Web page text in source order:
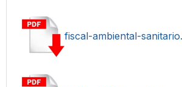
fiscal-ambiental-